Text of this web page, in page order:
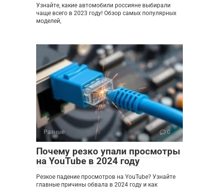
Узнайте, какие автомобили россияне выбирали
чаще всего в 2023 году! Обзор самых популярных
моделей,
Разные 0
Почему резко упали просмотры
на YouTube в 2024 году
Резкое падение просмотров на YouTube? Узнайте
главные причины обвала в 2024 году и как